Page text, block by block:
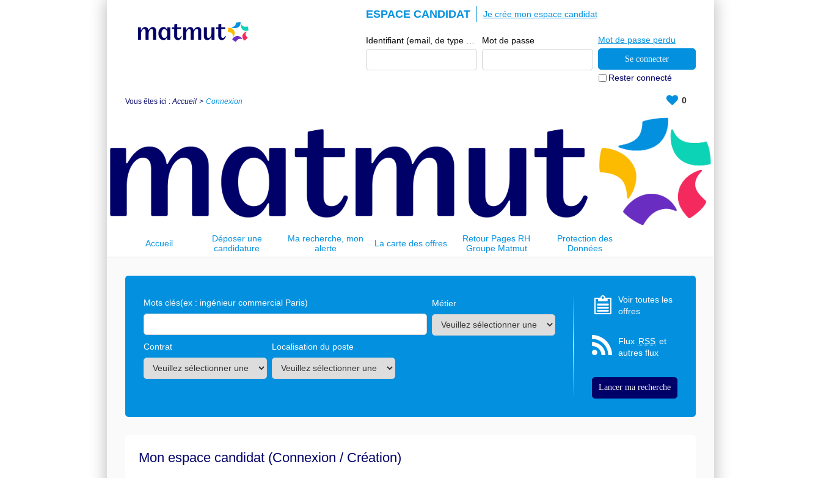
ESPACE CANDIDAT
Mot de passe
Rester connecté
Mot de passe perdu
Je crée mon espace candidat
Vous êtes ici : Accueil Connexion 0
Accueil
Déposer une
candidature
spontanée
Ma recherche, mon
alerte
La carte des offres
Retour Pages RH
Groupe Matmut
Protection des
Données
Personnelles
Mots clés(ex : ingénieur commercial Paris) Métier
Contrat Localisation du poste
Voir toutes les
offres
Flux RSS et
autres flux
Mon espace candidat (Connexion / Création)